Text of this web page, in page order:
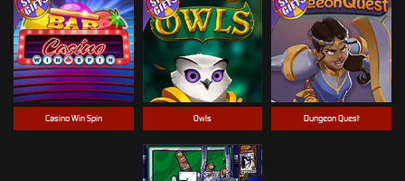
Casino Win Spin Dungeon Quest
Owls